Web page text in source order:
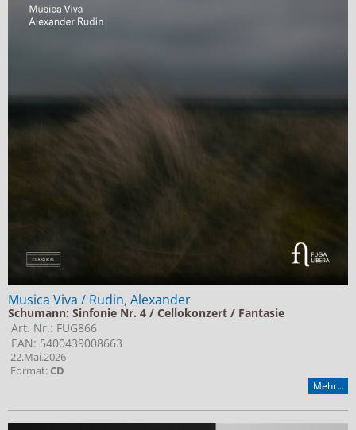
Musica Viva / Rudin, Alexander
Schumann: Sinfonie Nr. 4 / Cellokonzert / Fantasie
Art. Nr.: FUG866
EAN: 5400439008663
22.Mai.2026
Format:CD
Mehr...